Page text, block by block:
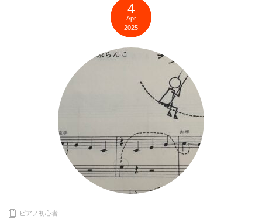
4
Apr
2025
ピアノ初心者